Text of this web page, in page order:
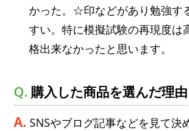
かった。☆印などがあり勉強す
すい。特に模擬試験の再現度は
格出来なかったと思います。
購入した商品を選んだ理
SNSやブログ記事などを見て決